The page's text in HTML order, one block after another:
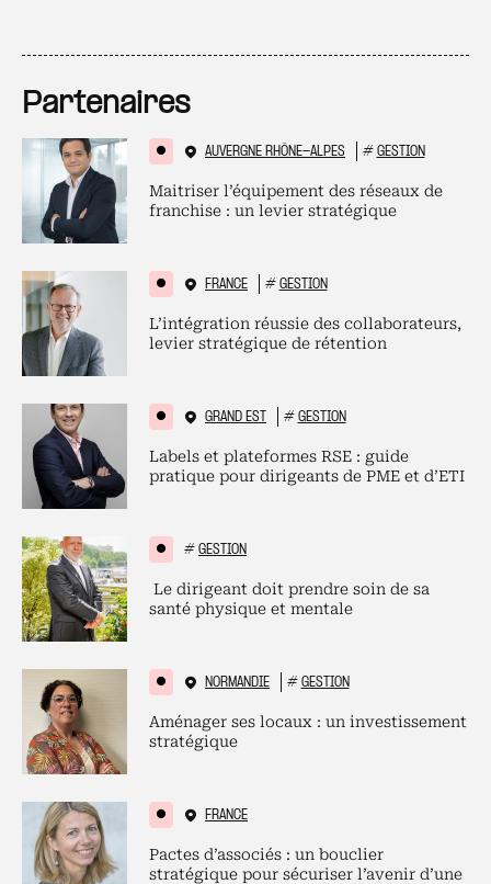
Partenaires
AUVERGNE RHÔNE-ALPES # GESTION
Maitriser l’équipement des réseaux de
franchise : un levier stratégique
FRANCE # GESTION
L’intégration réussie des collaborateurs,
levier stratégique de rétention
GRAND EST # GESTION
Labels et plateformes RSE : guide
pratique pour dirigeants de PME et d’ETI
# GESTION
Le dirigeant doit prendre soin de sa
santé physique et mentale
NORMANDIE # GESTION
Aménager ses locaux : un investissement
stratégique
FRANCE
Pactes d’associés : un bouclier
stratégique pour sécuriser l’avenir d’une